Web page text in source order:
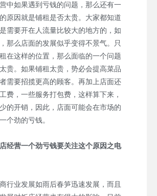
如果遇到亏钱的问题，那么还有一
原因就是铺租是否太贵。大家都知道
需要开在人流量比较大的地方的，如
那么店面的发展似乎变得不景气。只
在这样的位置，那么面临的一个问题
贵。如果铺租太贵，势必会提高菜品
需要招揽更高的顾客。再加上店面还
费，一些服务打包费，这样算下来，
的开销，因此，店面可能会在市场的
个劲的亏钱。
经营一个劲亏钱要关注这个原因之电
业发展如雨后春笋迅速发展，而且